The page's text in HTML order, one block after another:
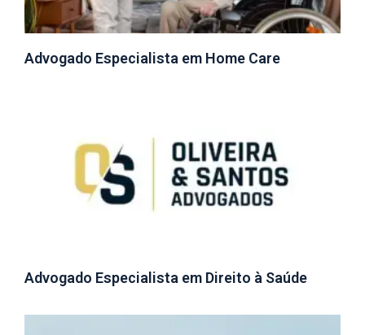
Advogado Especialista em Home Care
Advogado Especialista em Direito à Saúde